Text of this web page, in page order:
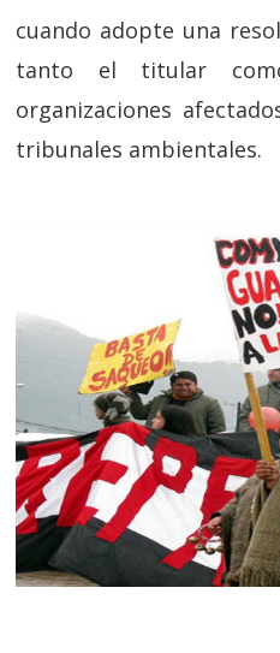
cuando adopte una
tanto el titular
organizaciones
tribunales ambientales.